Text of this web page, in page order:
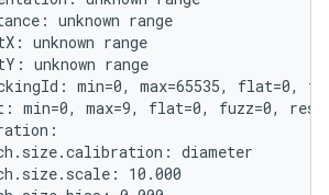
unknown range
unknown range
unknown range
min=0, max=65535, flat=0,
min=0, max=9, flat=0, fuzz=0,
diameter
10.000